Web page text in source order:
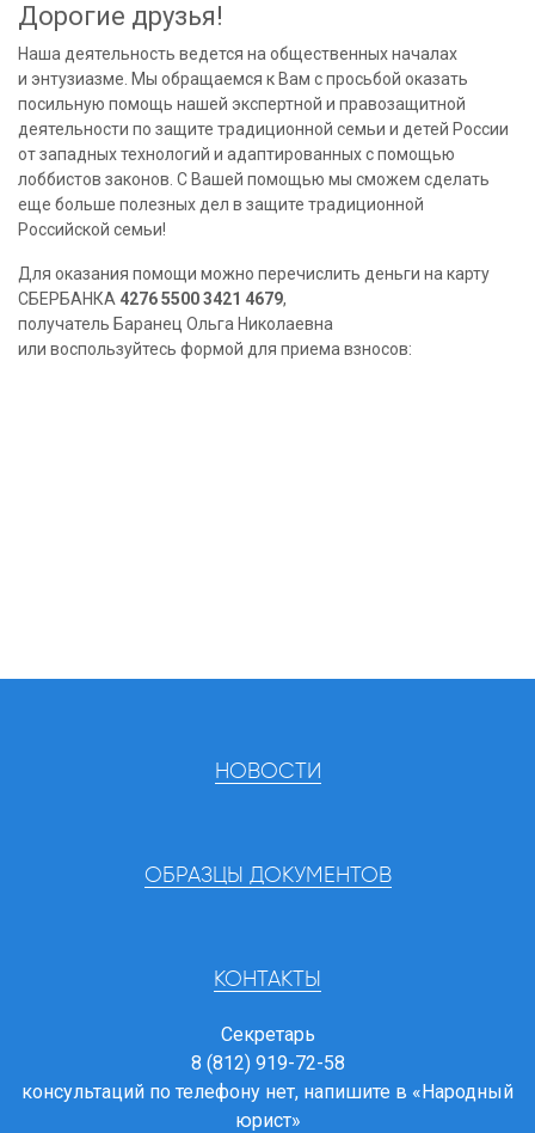
Дорогие друзья!
Наша деятельность ведется на общественных началах
и энтузиазме. Мы обращаемся к Вам с просьбой оказать
посильную помощь нашей экспертной и правозащитной
деятельности по защите традиционной семьи и детей России
от западных технологий и адаптированных с помощью
лоббистов законов. С Вашей помощью мы сможем сделать
еще больше полезных дел в защите традиционной
Российской семьи!
Для оказания помощи можно перечислить деньги на карту
СБЕРБАНКА 4276 5500 3421 4679,
получатель Баранец Ольга Николаевна
или воспользуйтесь формой для приема взносов:
НОВОСТИ
ОБРАЗЦЫ ДОКУМЕНТОВ
КОНТАКТЫ
Секретарь
8 (812) 919-72-58
консультаций по телефону нет, напишите в «Народный
юрист»